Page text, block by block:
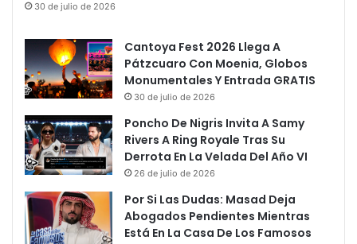
30 de julio de 2026
Cantoya Fest 2026 Llega A
Pátzcuaro Con Moenia, Globos
Monumentales Y Entrada GRATIS
30 de julio de 2026
Poncho De Nigris Invita A Samy
Rivers A Ring Royale Tras Su
Derrota En La Velada Del Año VI
26 de julio de 2026
Por Si Las Dudas: Masad Deja
Abogados Pendientes Mientras
Está En La Casa De Los Famosos